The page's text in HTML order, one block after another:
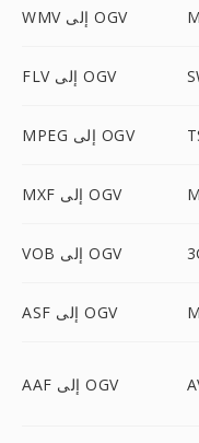
WMV إلى OGV
FLV إلى OGV
MPEG إلى OGV
MXF إلى OGV
VOB إلى OGV
ASF إلى OGV
AAF إلى OGV